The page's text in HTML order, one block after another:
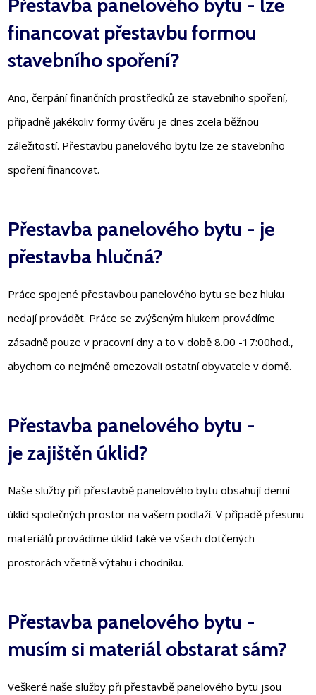
Přestavba panelového bytu - lze
financovat přestavbu formou
stavebního spoření?
Ano, čerpání finančních prostředků ze stavebního spoření,
případně jakékoliv formy úvěru je dnes zcela běžnou
záležitostí. Přestavbu panelového bytu lze ze stavebního
spoření financovat.
Přestavba panelového bytu - je
přestavba hlučná?
Práce spojené přestavbou panelového bytu se bez hluku
nedají provádět. Práce se zvýšeným hlukem provádíme
zásadně pouze v pracovní dny a to v době 8.00 -17:00hod.,
abychom co nejméně omezovali ostatní obyvatele v domě.
Přestavba panelového bytu -
je zajištěn úklid?
Naše služby při přestavbě panelového bytu obsahují denní
úklid společných prostor na vašem podlaží. V případě přesunu
materiálů provádíme úklid také ve všech dotčených
prostorách včetně výtahu i chodníku.
Přestavba panelového bytu -
musím si materiál obstarat sám?
Veškeré naše služby při přestavbě panelového bytu jsou